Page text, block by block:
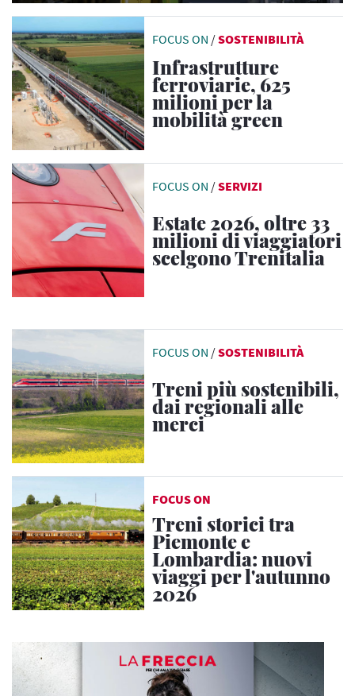
FOCUS ON /SOSTENIBILITÀ
Infrastrutture
ferroviarie, 625
milioni per la
mobilità green
FOCUS ON /SERVIZI
Estate 2026, oltre 33
milioni di viaggiatori
scelgono Trenitalia
FOCUS ON /SOSTENIBILITÀ
Treni più sostenibili,
dai regionali alle
merci
FOCUS ON
Treni storici tra
Piemonte e
Lombardia: nuovi
viaggi per l'autunno
2026